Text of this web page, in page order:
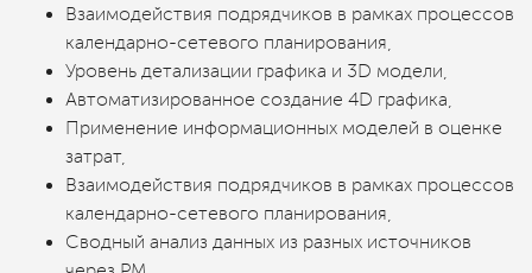
Взаимодействия подрядчиков в рамках процессов
календарно-сетевого планирования,
Уровень детализации графика и 3D модели,
Автоматизированное создание 4D графика,
Применение информационных моделей в оценке
затрат,
Взаимодействия подрядчиков в рамках процессов
календарно-сетевого планирования,
Сводный анализ данных из разных источников